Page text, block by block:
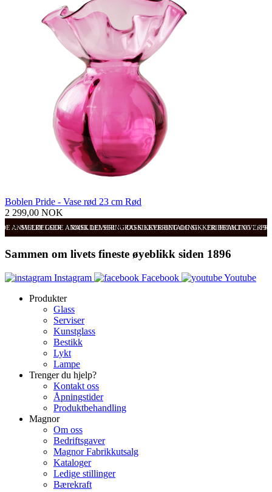
Boblen Pride - Vase rød 23 cm Rød
2 299,00 NOK
ANMELDELSER RASK LEVERING OG SIKKER BETALING FRI FRAKT OVER
SVÆRT GODE ANMELDELSER RASK LEVERING OG SIKKER BETALING
Sammen om livets fineste øyeblikk siden 1896
Instagram Facebook
Youtube
Produkter
Glass
Serviser
Kunstglass
Bestikk
Lykt
Lampe
Trenger du hjelp?
Kontakt oss
Åpningstider
Produktbehandling
Magnor
Om oss
Bedriftsgaver
Magnor Fabrikkutsalg
Kataloger
Ledige stillinger
Bærekraft